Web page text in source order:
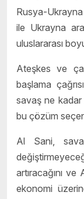
Rusya-
ile Ukrayna
uluslararası
Ateşkes ve
başlama
savaş ne
bu çözüm
Al Sani,
artıracağını
ekonomi